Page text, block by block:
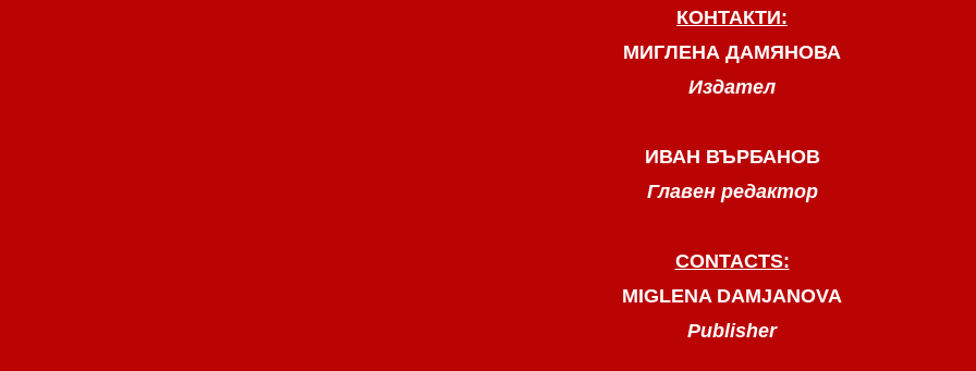
КОНТАКТИ:
МИГЛЕНА ДАМЯНОВА
Издател
ИВАН ВЪРБАНОВ
Главен редактор
CONTACTS:
MIGLENA DAMJANOVA
Publisher